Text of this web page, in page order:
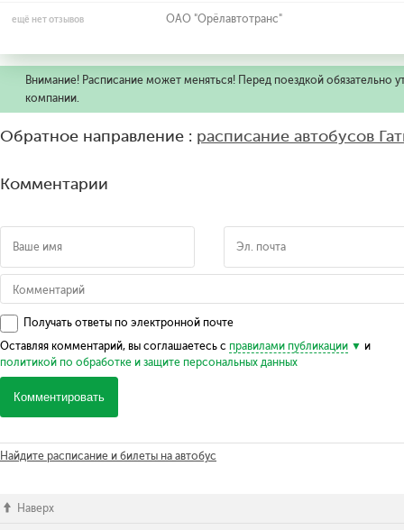
ещё нет отзывов ОАО "Орёлавтотранс"
Внимание! Расписание может меняться! Перед поездкой обязательно
компании.
Обратное направление : расписание автобусов
Комментарии
Получать ответы по электронной почте
Оставляя комментарий, вы соглашаетесь с правилами публикации
и
политикой по обработке и защите персональных данных
Комментировать
Найдите расписание и билеты на автобус
Наверх